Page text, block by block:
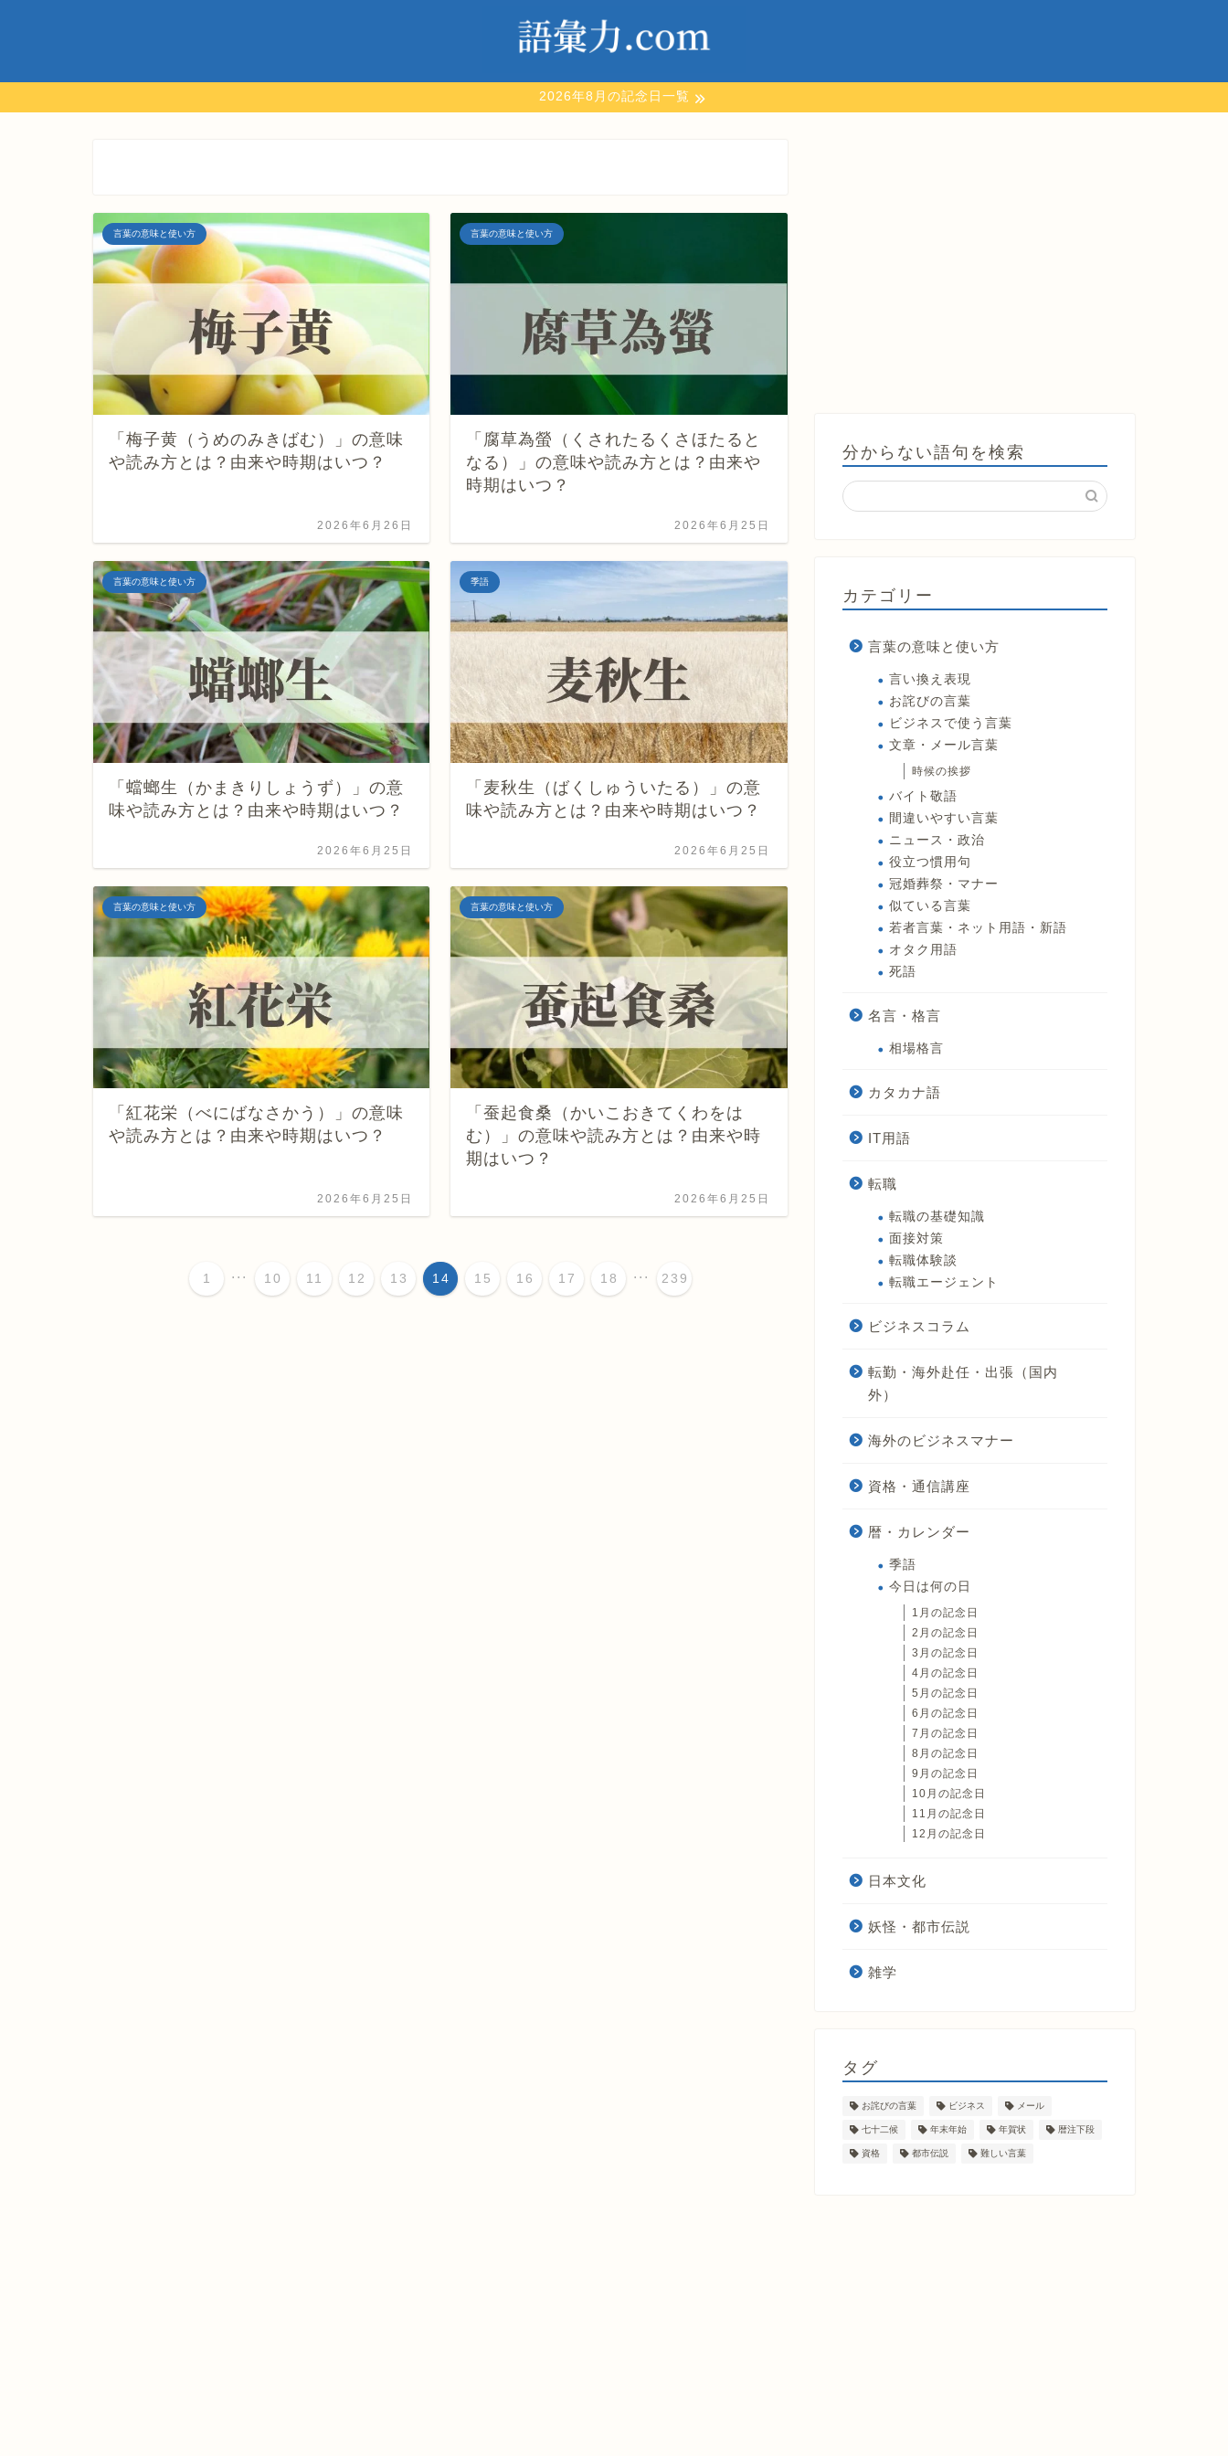
2026年8月の記念日一覧
言葉の意味と使い方
「梅子黄（うめのみきばむ）」の意味
や読み方とは？由来や時期はいつ？
2026年6月26日
言葉の意味と使い方
「腐草為螢（くされたるくさほたると
なる）」の意味や読み方とは？由来や
時期はいつ？
2026年6月25日
言葉の意味と使い方
「蟷螂生（かまきりしょうず）」の意
味や読み方とは？由来や時期はいつ？
2026年6月25日
季語
「麦秋生（ばくしゅういたる）」の意
味や読み方とは？由来や時期はいつ？
2026年6月25日
言葉の意味と使い方
「紅花栄（べにばなさかう）」の意味
や読み方とは？由来や時期はいつ？
2026年6月25日
言葉の意味と使い方
「蚕起食桑（かいこおきてくわをは
む）」の意味や読み方とは？由来や時
期はいつ？
2026年6月25日
1 ... 10 11 12 13 14 15 16 17 18 ... 239
分からない語句を検索
カテゴリー
言葉の意味と使い方
言い換え表現
お詫びの言葉
ビジネスで使う言葉
文章・メール言葉
時候の挨拶
バイト敬語
間違いやすい言葉
ニュース・政治
役立つ慣用句
冠婚葬祭・マナー
似ている言葉
若者言葉・ネット用語・新語
オタク用語
死語
名言・格言
相場格言
カタカナ語
IT用語
転職
転職の基礎知識
面接対策
転職体験談
転職エージェント
ビジネスコラム
転勤・海外赴任・出張（国内
外）
海外のビジネスマナー
資格・通信講座
暦・カレンダー
季語
今日は何の日
1月の記念日
2月の記念日
3月の記念日
4月の記念日
5月の記念日
6月の記念日
7月の記念日
8月の記念日
9月の記念日
10月の記念日
11月の記念日
12月の記念日
日本文化
妖怪・都市伝説
雑学
タグ
お詫びの言葉 ビジネス メール
七十二候 年末年始 年賀状 暦注下段
資格 都市伝説 難しい言葉